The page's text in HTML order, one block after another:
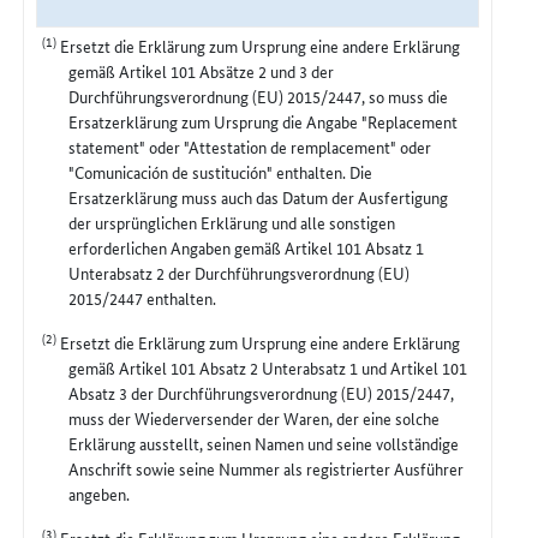
(1) Ersetzt die Erklärung zum Ursprung eine andere Erklärung
gemäß Artikel 101 Absätze 2 und 3 der
Durchführungsverordnung (EU) 2015/2447, so muss die
Ersatzerklärung zum Ursprung die Angabe "Replacement
statement" oder "Attestation de remplacement" oder
"Comunicación de sustitución" enthalten. Die
Ersatzerklärung muss auch das Datum der Ausfertigung
der ursprünglichen Erklärung und alle sonstigen
erforderlichen Angaben gemäß Artikel 101 Absatz 1
Unterabsatz 2 der Durchführungsverordnung (EU)
2015/2447 enthalten.
(2) Ersetzt die Erklärung zum Ursprung eine andere Erklärung
gemäß Artikel 101 Absatz 2 Unterabsatz 1 und Artikel 101
Absatz 3 der Durchführungsverordnung (EU) 2015/2447,
muss der Wiederversender der Waren, der eine solche
Erklärung ausstellt, seinen Namen und seine vollständige
Anschrift sowie seine Nummer als registrierter Ausführer
angeben.
(3)